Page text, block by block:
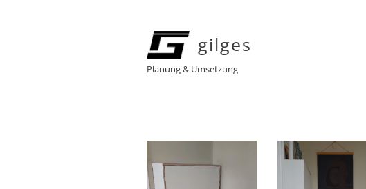
gilges
Planung & Umsetzung